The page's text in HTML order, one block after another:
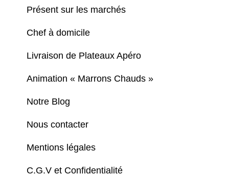
Présent sur les marchés
Chef à domicile
Livraison de Plateaux Apéro
Animation « Marrons Chauds »
Notre Blog
Nous contacter
Mentions légales
C.G.V et Confidentialité